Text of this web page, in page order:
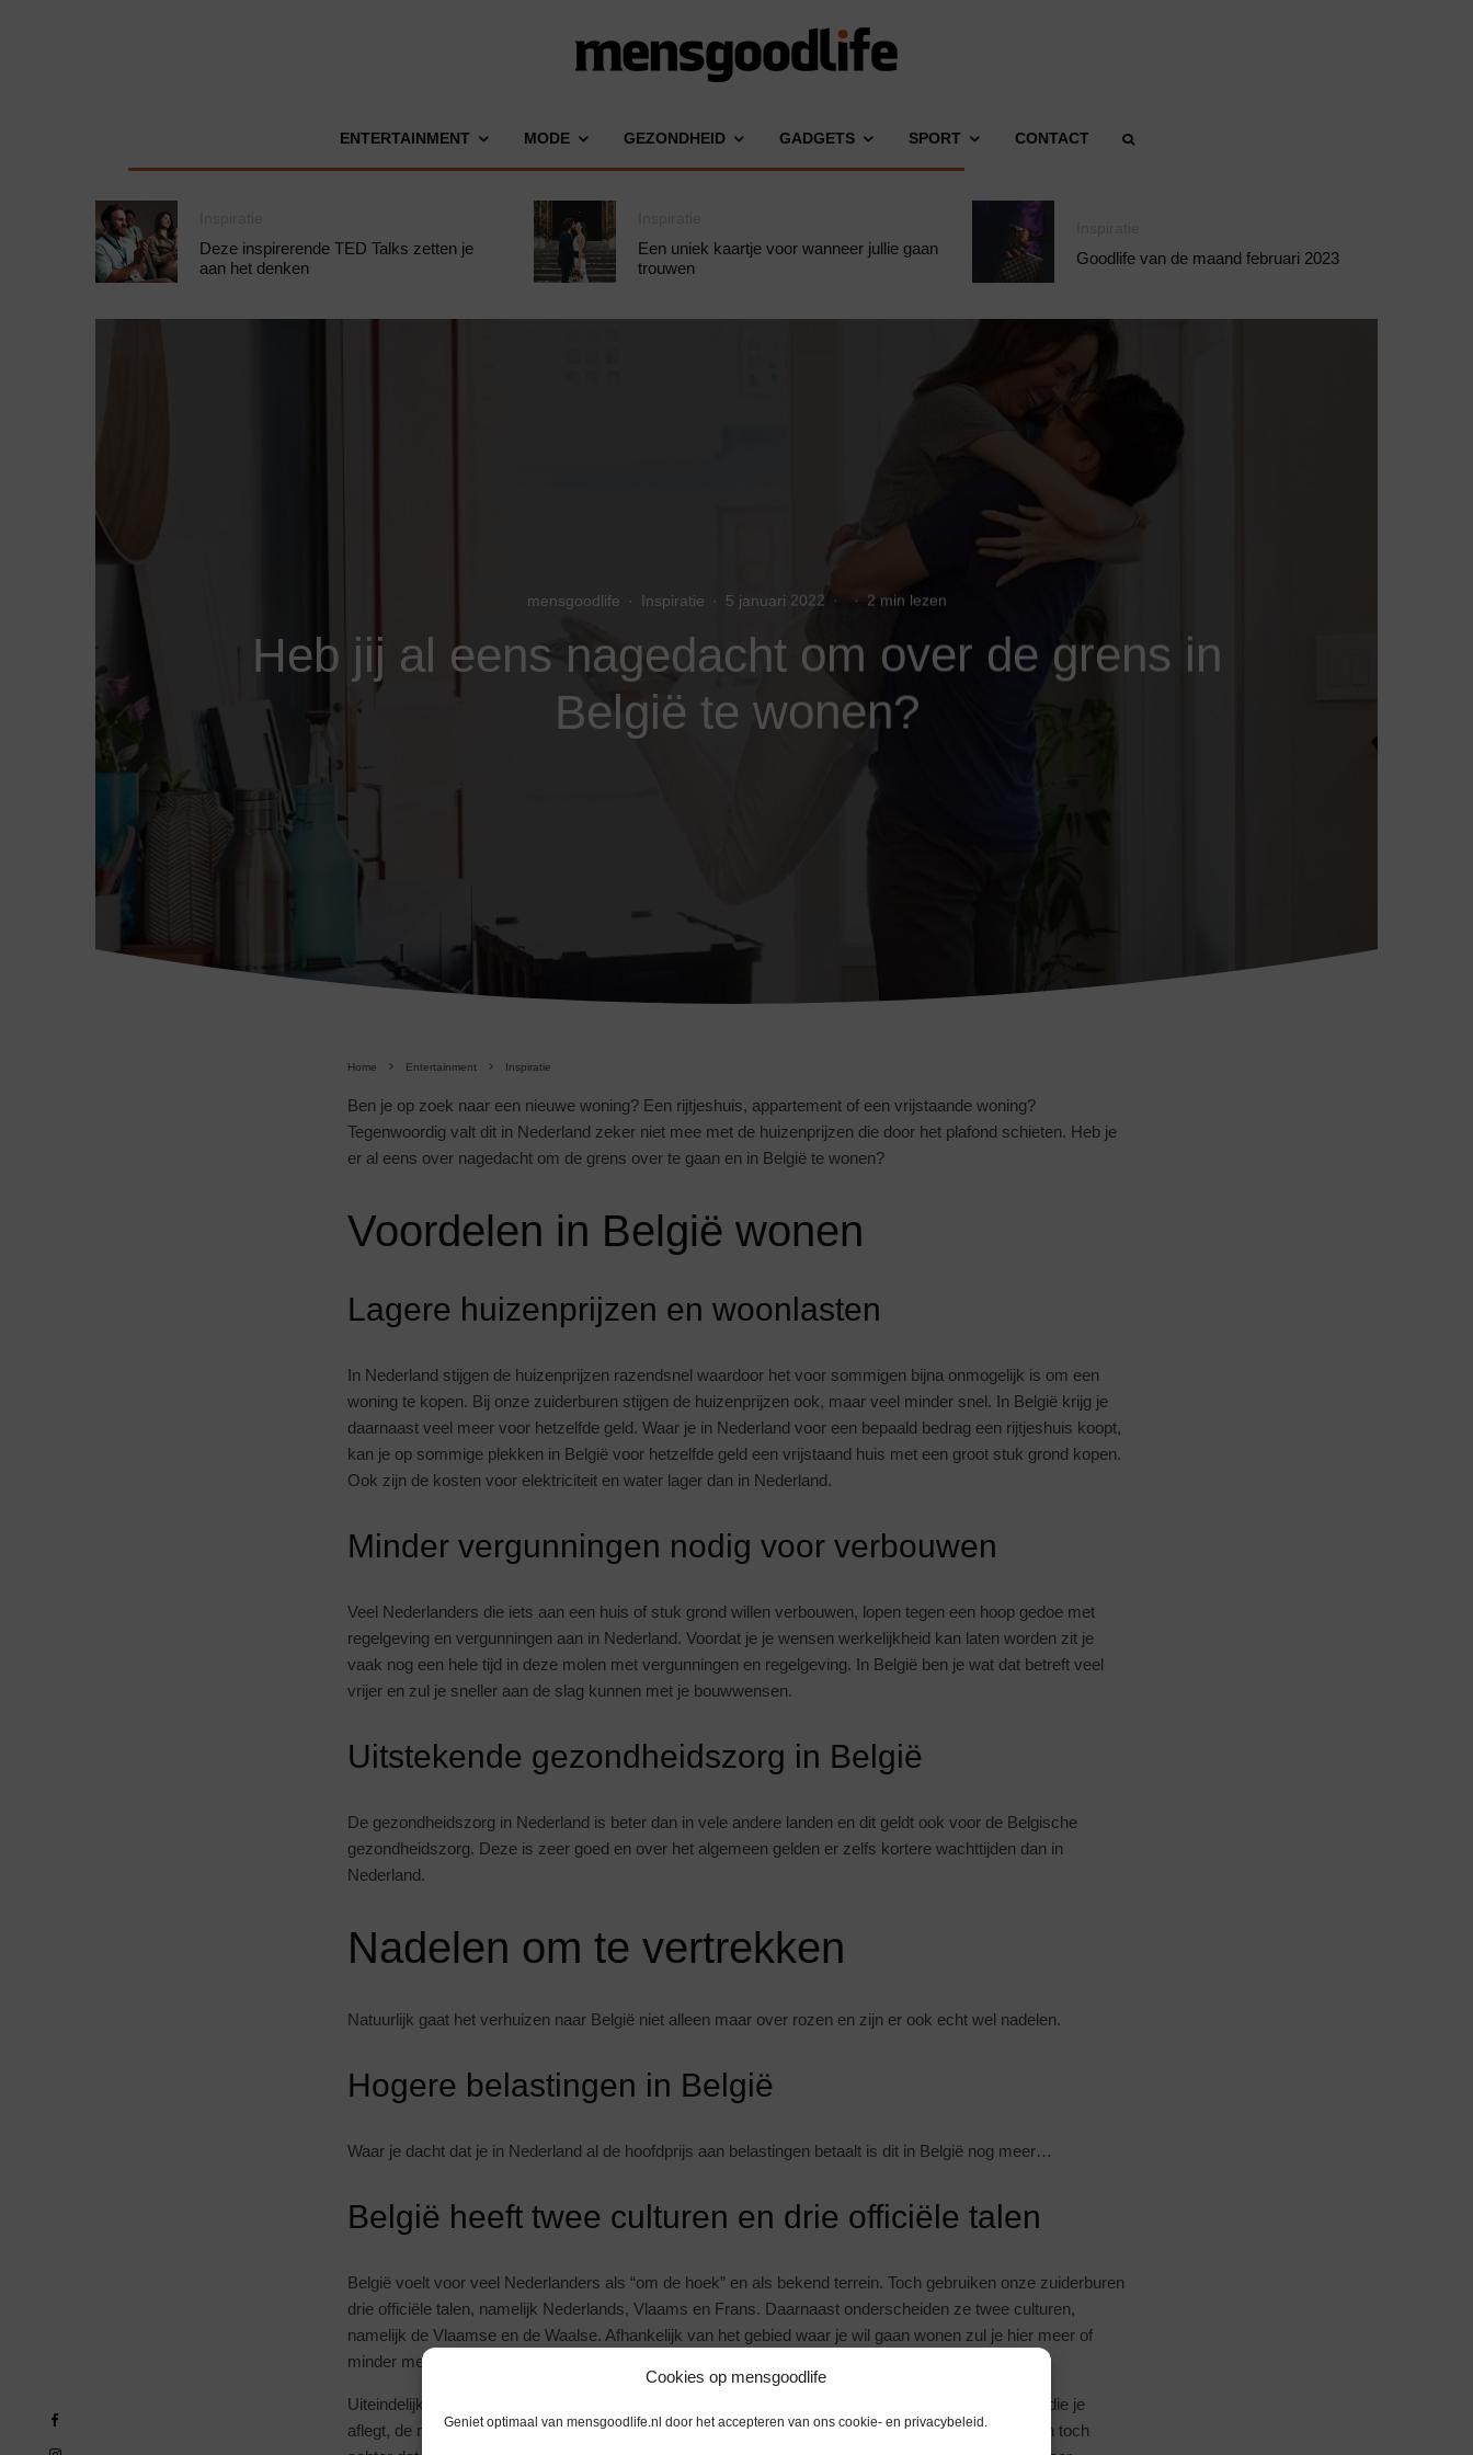
Cookies op mensgoodlife
Geniet optimaal van mensgoodlife.nl door het accepteren van ons cookie- en privacybeleid.
ENTERTAINMENT MODE GEZONDHEID GADGETS SPORT CONTACT
Deze inspirerende TED Talks zetten je
aan het denken
Een uniek kaartje voor wanneer jullie gaan
trouwen
Goodlife van de maand februari 2023
mensgoodlife · Inspiratie · 5 januari 2022 · · 2 min lezen
Heb jij al eens nagedacht om over de grens in
België te wonen?
Home Entertainment Inspiratie
Ben je op zoek naar een nieuwe woning? Een rijtjeshuis, appartement of een vrijstaande woning?
Tegenwoordig valt dit in Nederland zeker niet mee met de huizenprijzen die door het plafond schieten. Heb je
er al eens over nagedacht om de grens over te gaan en in België te wonen?
Voordelen in België wonen
Lagere huizenprijzen en woonlasten
In Nederland stijgen de huizenprijzen razendsnel waardoor het voor sommigen bijna onmogelijk is om een
woning te kopen. Bij onze zuiderburen stijgen de huizenprijzen ook, maar veel minder snel. In België krijg je
daarnaast veel meer voor hetzelfde geld. Waar je in Nederland voor een bepaald bedrag een rijtjeshuis koopt,
kan je op sommige plekken in België voor hetzelfde geld een vrijstaand huis met een groot stuk grond kopen.
Ook zijn de kosten voor elektriciteit en water lager dan in Nederland.
Minder vergunningen nodig voor verbouwen
Veel Nederlanders die iets aan een huis of stuk grond willen verbouwen, lopen tegen een hoop gedoe met
regelgeving en vergunningen aan in Nederland. Voordat je je wensen werkelijkheid kan laten worden zit je
vaak nog een hele tijd in deze molen met vergunningen en regelgeving. In België ben je wat dat betreft veel
vrijer en zul je sneller aan de slag kunnen met je bouwwensen.
Uitstekende gezondheidszorg in België
De gezondheidszorg in Nederland is beter dan in vele andere landen en dit geldt ook voor de Belgische
gezondheidszorg. Deze is zeer goed en over het algemeen gelden er zelfs kortere wachttijden dan in
Nederland.
Nadelen om te vertrekken
Natuurlijk gaat het verhuizen naar België niet alleen maar over rozen en zijn er ook echt wel nadelen.
Hogere belastingen in België
Waar je dacht dat je in Nederland al de hoofdprijs aan belastingen betaalt is dit in België nog meer…
België heeft twee culturen en drie officiële talen
België voelt voor veel Nederlanders als “om de hoek” en als bekend terrein. Toch gebruiken onze zuiderburen
drie officiële talen, namelijk Nederlands, Vlaams en Frans. Daarnaast onderscheiden ze twee culturen,
namelijk de Vlaamse en de Waalse. Afhankelijk van het gebied waar je wil gaan wonen zul je hier meer of
minder mee te maken krijgen.
Uiteindelijk zul je pas ter plekke beseffen of het wonen in België écht iets voor jou is. De afstanden die je
aflegt, de mensen, de omgeving etc. ga je pas leren kennen als je er een tijdje woont. Kom je er dan toch